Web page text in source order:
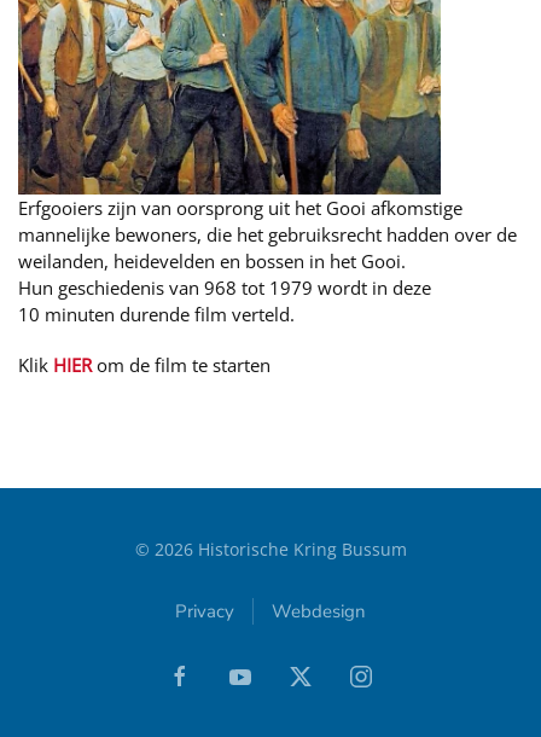
Erfgooiers zijn van oorsprong uit het Gooi afkomstige
mannelijke bewoners, die het gebruiksrecht hadden over de
weilanden, heidevelden en bossen in het Gooi.
Hun geschiedenis van 968 tot 1979 wordt in deze
10 minuten durende film verteld.
Klik HIER om de film te starten
© 2026Historische Kring Bussum
Privacy Webdesign